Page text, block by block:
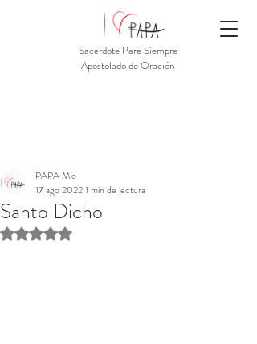
Sacerdote Pare Siempre
Apostolado de Oración
Santo Dicho
PAPA Mio
17 ago 20221 min de lectura
Obtuvo NaN de 5 estrellas.